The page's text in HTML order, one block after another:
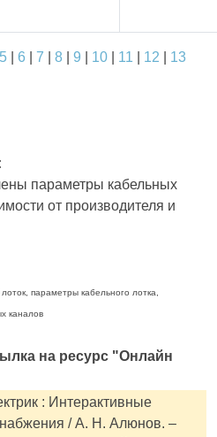
5| 6 7 8| 9 10| 11 12 13
параметры кабельных
от производителя и
параметры кабельного лотка,
каналов
на ресурс "Онлайн
: Интерактивные
/ А. Н. Алюнов. –